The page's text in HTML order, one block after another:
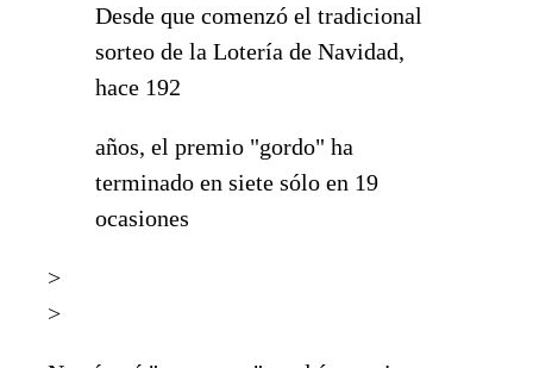
Desde que comenzó el tradicional
sorteo de la Lotería de Navidad,
hace 192
años, el premio "gordo" ha
terminado en siete sólo en 19
ocasiones
>
>